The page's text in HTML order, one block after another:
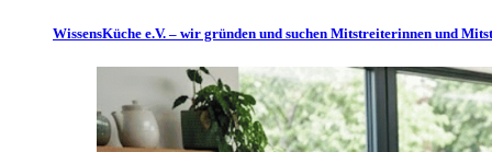
WissensKüche e.V. – wir gründen und suchen Mitstreiterinnen und